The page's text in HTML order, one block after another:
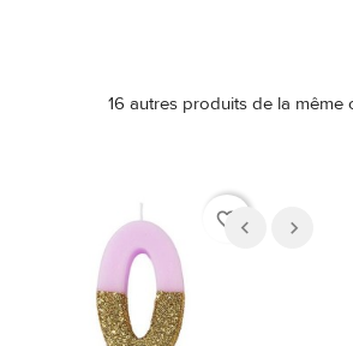
16 autres produits de la même
favorite_border